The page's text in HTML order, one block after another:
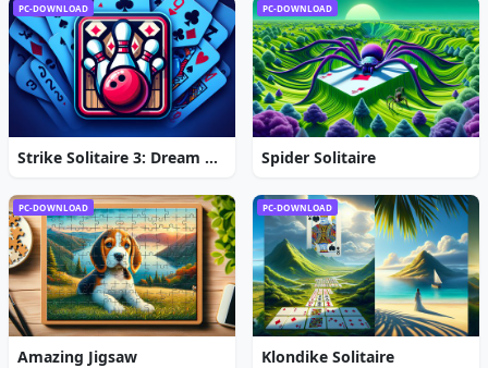
PC-DOWNLOAD
Strike Solitaire 3: Dream Resort
PC-DOWNLOAD
Spider Solitaire
PC-DOWNLOAD
Amazing Jigsaw
PC-DOWNLOAD
Klondike Solitaire